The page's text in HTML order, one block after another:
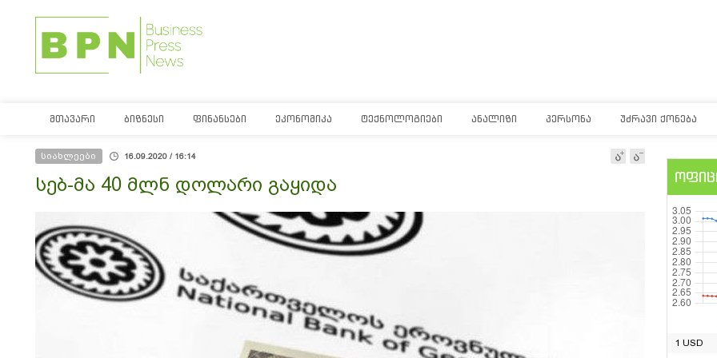
ᲛᲗᲐᲕᲐᲠᲘ ᲑᲘᲖᲜᲔᲡᲘ ᲤᲘᲜᲐᲜᲡᲔᲑᲘ ᲔᲙᲝᲜᲝᲛᲘᲙᲐ ᲢᲔᲥᲜᲝᲚᲝᲒᲘᲔᲑᲘ ᲐᲜᲐᲚᲘᲖᲘ ᲞᲔᲠᲡᲝᲜᲐ ᲣᲫᲠᲐᲕᲘ ᲥᲝᲜᲔᲑᲐ
სიახლეები 16.09.2020 / 16:14
სებ-მა 40 მლნ დოლარი გაყიდა
1 USD